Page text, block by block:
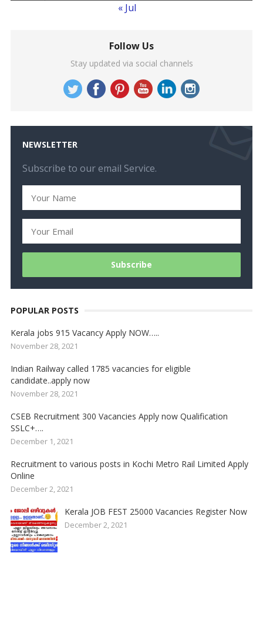
« Jul
Follow Us
Stay updated via social channels
NEWSLETTER
Subscribe to our email Service.
POPULAR POSTS
Kerala jobs 915 Vacancy Apply NOW…..
November 28, 2021
Indian Railway called 1785 vacancies for eligible
candidate..apply now
November 28, 2021
CSEB Recruitment 300 Vacancies Apply now Qualification
SSLC+….
December 1, 2021
Recruitment to various posts in Kochi Metro Rail Limited Apply
Online
December 2, 2021
Kerala JOB FEST 25000 Vacancies Register Now
December 2, 2021